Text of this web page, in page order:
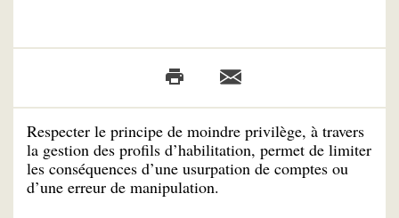
Respecter le principe de moindre privilège, à travers
la gestion des profils d’habilitation, permet de limiter
les conséquences d’une usurpation de comptes ou
d’une erreur de manipulation.